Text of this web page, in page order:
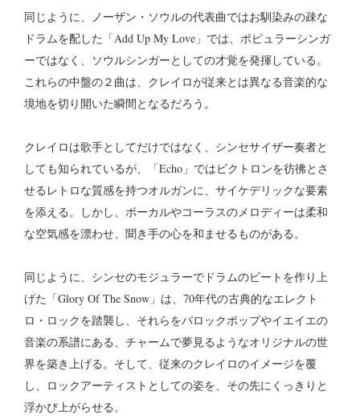
同じように、ノーザン・ソウルの代表曲ではお馴染みの疎な
ドラムを配した「Add Up My Love」では、ポピュラーシンガ
ーではなく、ソウルシンガーとしての才覚を発揮している。
これらの中盤の２曲は、クレイロが従来とは異なる音楽的な
境地を切り開いた瞬間となるだろう。
クレイロは歌手としてだけではなく、シンセサイザー奏者と
しても知られているが、「Echo」ではビクトロンを彷彿とさ
せるレトロな質感を持つオルガンに、サイケデリックな要素
を添える。しかし、ボーカルやコーラスのメロディーは柔和
な空気感を漂わせ、聞き手の心を和ませるものがある。
同じように、シンセのモジュラーでドラムのビートを作り上
げた「Glory Of The Snow」は、70年代の古典的なエレクト
ロ・ロックを踏襲し、それらをバロックポップやイエイエの
音楽の系譜にある、チャームで夢見るようなオリジナルの世
界を築き上げる。そして、従来のクレイロのイメージを覆
し、ロックアーティストとしての姿を、その先にくっきりと
浮かび上がらせる。